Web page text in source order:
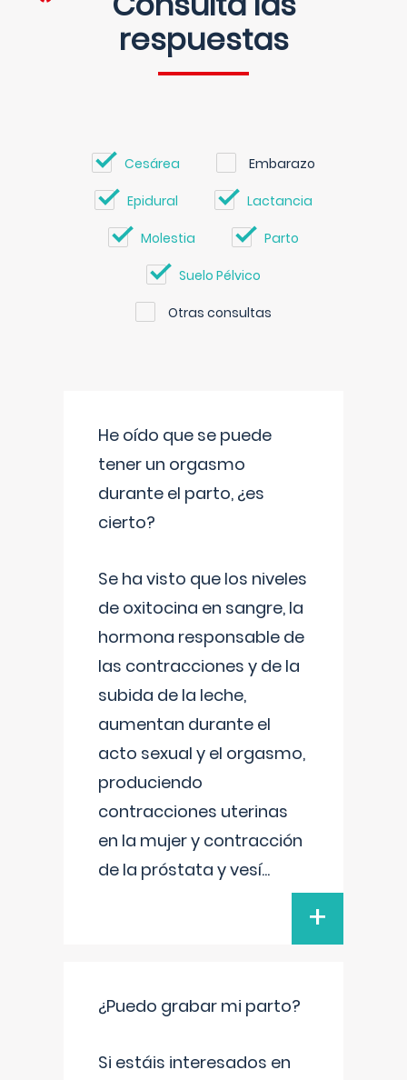
respuestas
Cesárea Embarazo
Epidural Lactancia
Molestia Parto
Suelo Pélvico
Otras consultas
He oído que se puede
tener un orgasmo
durante el parto, ¿es
cierto?
Se ha visto que los niveles
de oxitocina en sangre, la
hormona responsable de
las contracciones y de la
subida de la leche,
aumentan durante el
acto sexual y el orgasmo,
produciendo
contracciones uterinas
en la mujer y contracción
de la próstata y vesí...
+
¿Puedo grabar mi parto?
Si estáis interesados en